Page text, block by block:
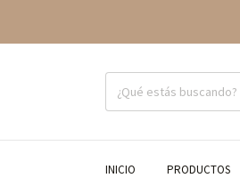
INICIO PRODUCTOS